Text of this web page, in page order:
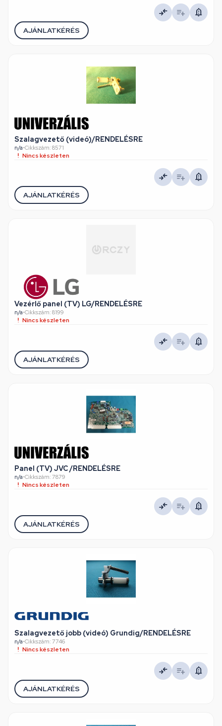
AJÁNLATKÉRÉS
Szalagvezető (videó)/RENDELÉSRE
n/a•Cikkszám: 8571
Nincs készleten
AJÁNLATKÉRÉS
Vezérlő panel (TV) LG/RENDELÉSRE
n/a•Cikkszám: 8199
Nincs készleten
AJÁNLATKÉRÉS
Panel (TV) JVC /RENDELÉSRE
n/a•Cikkszám: 7879
Nincs készleten
AJÁNLATKÉRÉS
Szalagvezető jobb (videó) Grundig/RENDELÉSRE
n/a•Cikkszám: 7746
Nincs készleten
AJÁNLATKÉRÉS